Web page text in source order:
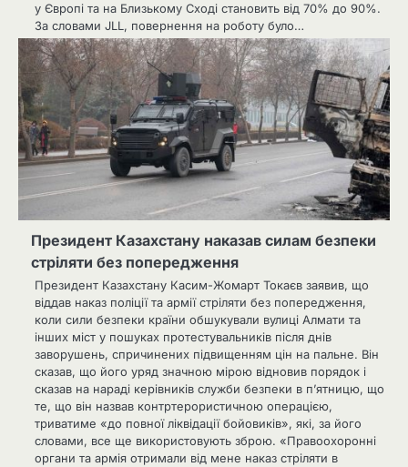
у Європі та на Близькому Сході становить від 70% до 90%.
За словами JLL, повернення на роботу було…
Президент Казахстану наказав силам безпеки
стріляти без попередження
Президент Казахстану Касим-Жомарт Токаєв заявив, що
віддав наказ поліції та армії стріляти без попередження,
коли сили безпеки країни обшукували вулиці Алмати та
інших міст у пошуках протестувальників після днів
заворушень, спричинених підвищенням цін на пальне. Він
сказав, що його уряд значною мірою відновив порядок і
сказав на нараді керівників служби безпеки в п’ятницю, що
те, що він назвав контртерористичною операцією,
триватиме «до повної ліквідації бойовиків», які, за його
словами, все ще використовують зброю. «Правоохоронні
органи та армія отримали від мене наказ стріляти в